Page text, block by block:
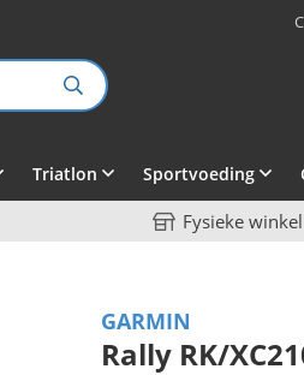
Triatlon Sportvoeding
Fysieke
GARMIN
Rally RK/